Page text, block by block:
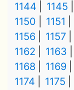
1144
1145
1150
1151
1156
1157
1162
1163
1168
1169
1174
1175